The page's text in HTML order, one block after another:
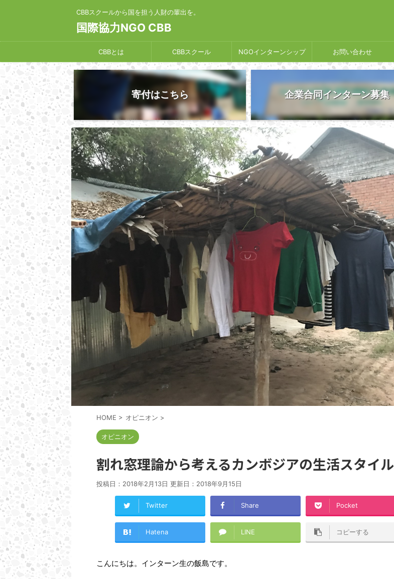
CBBスクールから国を担う人財の輩出を。
国際協力NGO CBB
CBBとは CBBスクール NGOインターンシップ お問い合わせ
寄付はこちら 企業合同インターン募集
HOME > オピニオン >
オピニオン
割れ窓理論から考えるカンボジアの生活スタイル
投稿日：2018年2月13日 更新日： 2018年9月15日
Twitter Share Pocket
Hatena LINE コピーする
こんにちは。インターン生の飯島です。